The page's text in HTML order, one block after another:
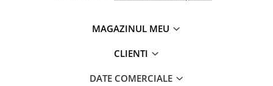
Lumina (Becuri si Lanterne)
cabluri USB, prelungitoare USB
MAGAZINUL MEU
CLIENTI
DATE COMERCIALE